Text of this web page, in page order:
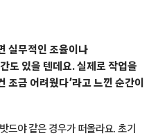
실무적인 조율이나
도 있을 텐데요. 실제로 작업을
조금 어려웠다’라고 느낀 순간이
드야 같은 경우가 떠올라요. 초기